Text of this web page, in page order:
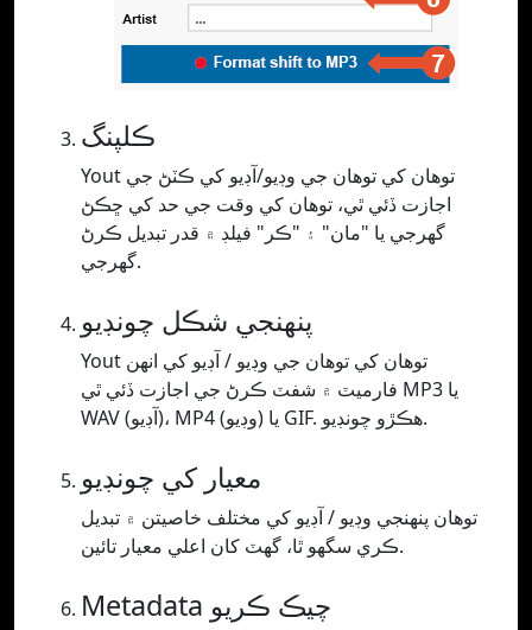
ڪلپنگ
Yout توهان کي توهان جي وڊيو/آڊيو کي ڪٽڻ جي
اجازت ڏئي ٿي، توهان کي وقت جي حد کي ڇڪڻ
گهرجي يا "مان" ۽ "ڪر" فيلڊ ۾ قدر تبديل ڪرڻ
گهرجي.
پنھنجي شڪل چونڊيو
Yout توهان کي توهان جي وڊيو / آڊيو کي انهن
فارميٽ ۾ شفٽ ڪرڻ جي اجازت ڏئي ٿي MP3 يا
WAV (آڊيو)، MP4 (وڊيو) يا GIF. ھڪڙو چونڊيو.
معيار کي چونڊيو
توھان پنھنجي وڊيو / آڊيو کي مختلف خاصيتن ۾ تبديل
ڪري سگھو ٿا، گھٽ کان اعلي معيار تائين.
Metadata چيڪ ڪريو